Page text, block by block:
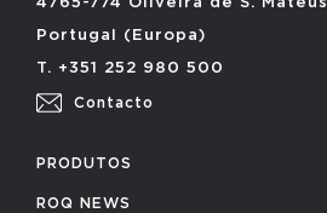
Portugal (Europa)
T. +351 252 980 500
Contacto
PRODUTOS
ROQ NEWS